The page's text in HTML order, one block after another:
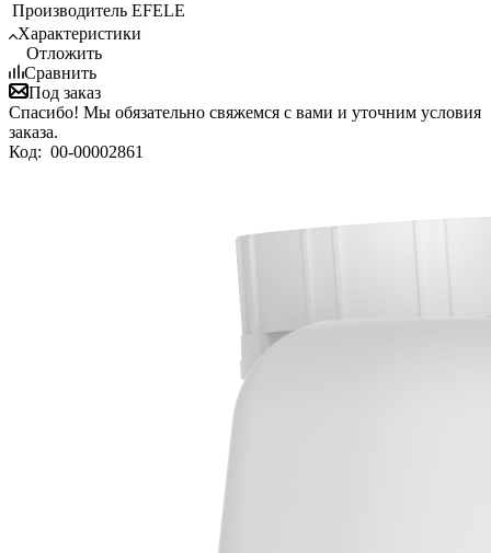
Производитель EFELE
Характеристики
Отложить
Сравнить
Под заказ
Спасибо! Мы обязательно свяжемся с вами и уточним условия
заказа.
Код: 00-00002861